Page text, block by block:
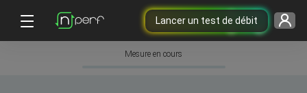
Lancer un test de débit
Mesure en cours